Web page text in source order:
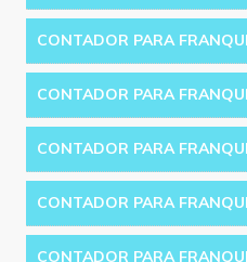
CONTADOR PARA
CONTADOR PARA
CONTADOR PARA
CONTADOR PARA
CONTADOR PARA